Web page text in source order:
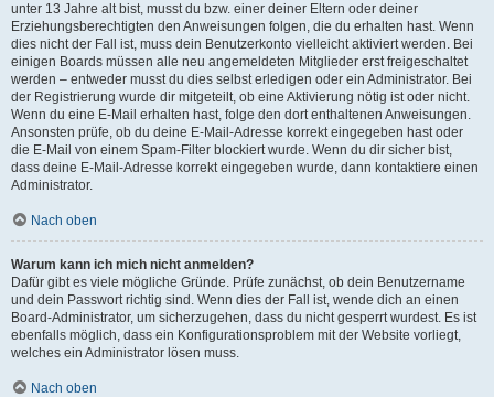
unter 13 Jahre alt bist, musst du bzw. einer deiner Eltern oder deiner
Erziehungsberechtigten den Anweisungen folgen, die du erhalten hast. Wenn
dies nicht der Fall ist, muss dein Benutzerkonto vielleicht aktiviert werden. Bei
einigen Boards müssen alle neu angemeldeten Mitglieder erst freigeschaltet
werden – entweder musst du dies selbst erledigen oder ein Administrator. Bei
der Registrierung wurde dir mitgeteilt, ob eine Aktivierung nötig ist oder nicht.
Wenn du eine E-Mail erhalten hast, folge den dort enthaltenen Anweisungen.
Ansonsten prüfe, ob du deine E-Mail-Adresse korrekt eingegeben hast oder
die E-Mail von einem Spam-Filter blockiert wurde. Wenn du dir sicher bist,
dass deine E-Mail-Adresse korrekt eingegeben wurde, dann kontaktiere einen
Administrator.
Nach oben
Warum kann ich mich nicht anmelden?
Dafür gibt es viele mögliche Gründe. Prüfe zunächst, ob dein Benutzername
und dein Passwort richtig sind. Wenn dies der Fall ist, wende dich an einen
Board-Administrator, um sicherzugehen, dass du nicht gesperrt wurdest. Es ist
ebenfalls möglich, dass ein Konfigurationsproblem mit der Website vorliegt,
welches ein Administrator lösen muss.
Nach oben